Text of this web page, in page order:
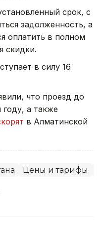
срок, с
задолженность, а
оплатить в полном
скидки.
в силу 16
что проезд до
а также
в Алматинской
Цены и тарифы